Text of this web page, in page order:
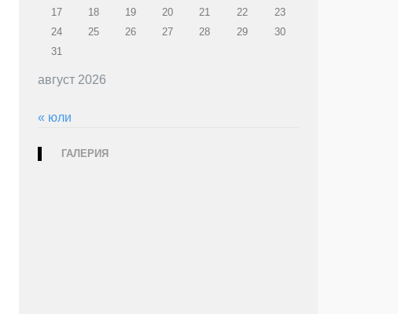
август 2026
17
18 19 20 21 22
23
24
25 26 27 28 29
30
31
« юли
ГАЛЕРИЯ